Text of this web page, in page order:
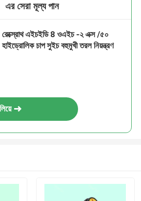
এর সেরা মূল্য পান
রেক্স্রোথ এইচইডি 8 ওএইচ -২ এক্স /৫০
হাইড্রোলিক চাপ সুইচ বহুমুখী তরল নিয়ন্ত্রণ